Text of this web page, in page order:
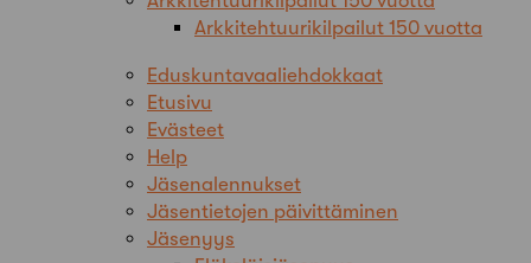
Arkkitehtuurikilpailut 150 vuotta
Eduskuntavaaliehdokkaat
Etusivu
Evästeet
Help
Jäsenalennukset
Jäsentietojen päivittäminen
Jäsenyys